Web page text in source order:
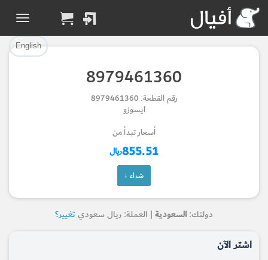
English
8979461360
رقم القطعة: 8979461360
ايسوزو
أسعار تبدأ من
855.51ريال
شراء ↓
دولتك: السعودية | العملة: ريال سعوديتغيير؟
اشتر الآن
تم إضافة القطعة بنجاح.
الرجوع لصفحة البحث
Part Successfully
Selected
Return to Search Page
تم إضافة القطعة للسلة بنجاح.
إتمام عملية الشراء
Part Added to Cart
Checkout